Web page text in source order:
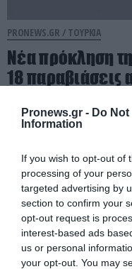
Pronews.gr - Do
Information
If you wish to opt-out of
processing of your
targeted advertising by
section to confirm your
opt-out request is
interest-based ads
us or personal
your opt-out. You may
PRONEWS.GR / ΤΟΥΡΚΙΑ
Νέα πρόκληση
18 παραβιάσεις
03.08.2026 | 20:32